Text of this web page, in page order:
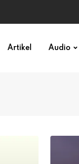
Artikel Audio